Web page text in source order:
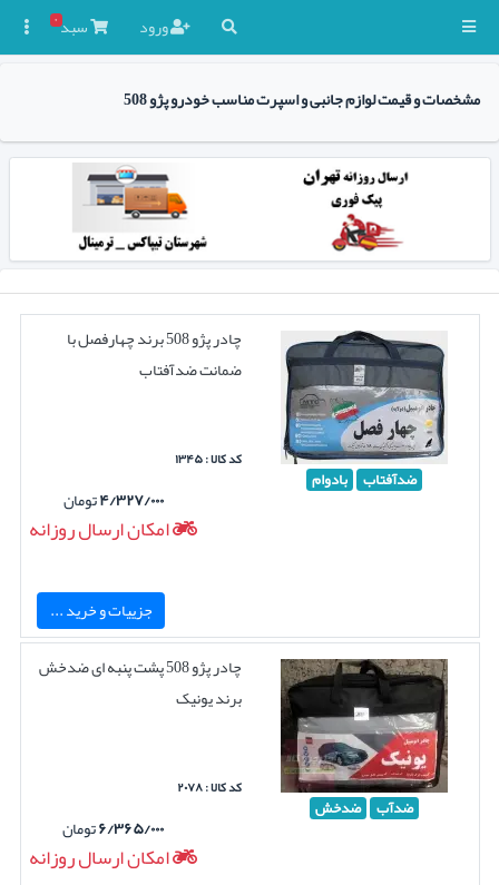
ورود سبد۰
مشخصات و قیمت لوازم جانبی و اسپرت مناسب خودرو پژو 508
ضدآفتاب بادوام
چادر پژو 508 برند چهارفصل با
ضمانت ضدآفتاب
کد کالا : ۱۳۴۵
۴/۳۲۷/۰۰۰تومان
امکان ارسال روزانه
جزییات و خرید ...
ضدآب ضدخش
چادر پژو 508 پشت پنبه ای ضدخش
برند یونیک
کد کالا : ۲۰۷۸
۶/۳۶۵/۰۰۰تومان
امکان ارسال روزانه